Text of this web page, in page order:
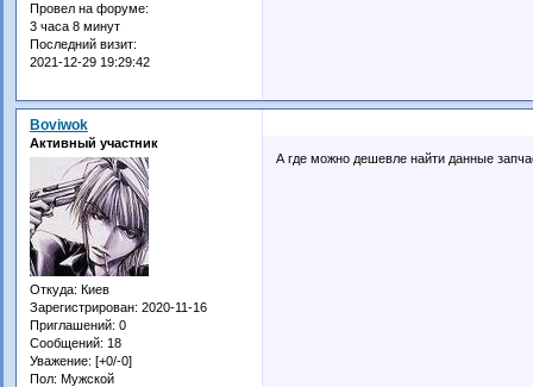
Провел на форуме:
3 часа 8 минут
Последний визит:
2021-12-29 19:29:42
Boviwok
Активный участник
Откуда: Киев
Зарегистрирован: 2020-11-16
Приглашений: 0
Сообщений: 18
Уважение: [+0/-0]
Пол: Мужской
А где можно дешевле найти данные